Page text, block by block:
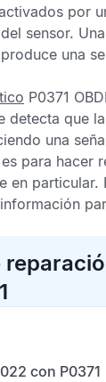
por
sensor.
una
P0371
detecta que
una
para hacer
en particular.
con P0371